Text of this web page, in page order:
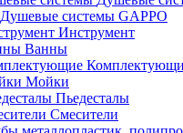
Душевые системы GAPPO
Инструмент
Ванны
Мойки
Пьедесталы
Смесители